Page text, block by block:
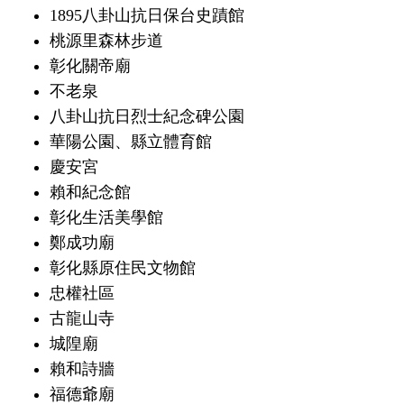
1895八卦山抗日保台史蹟館
桃源里森林步道
彰化關帝廟
不老泉
八卦山抗日烈士紀念碑公園
華陽公園、縣立體育館
慶安宮
賴和紀念館
彰化生活美學館
鄭成功廟
彰化縣原住民文物館
忠權社區
古龍山寺
城隍廟
賴和詩牆
福德爺廟